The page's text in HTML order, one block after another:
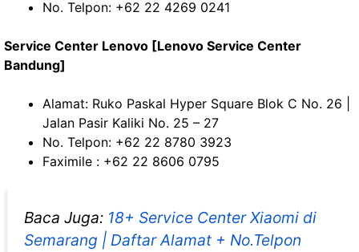
No. Telpon: +62 22 4269 0241
Service Center Lenovo [Lenovo Service Center
Bandung]
Alamat: Ruko Paskal Hyper Square Blok C No. 26 |
Jalan Pasir Kaliki No. 25 – 27
No. Telpon: +62 22 8780 3923
Faximile : +62 22 8606 0795
Baca Juga: 18+ Service Center Xiaomi di
Semarang | Daftar Alamat + No.Telpon